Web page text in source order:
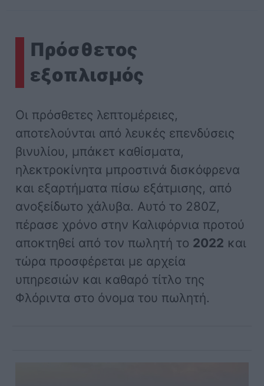
Πρόσθετος
εξοπλισμός
Οι πρόσθετες λεπτομέρειες,
αποτελούνται από λευκές επενδύσεις
βινυλίου, μπάκετ καθίσματα,
ηλεκτροκίνητα μπροστινά δισκόφρενα
και εξαρτήματα πίσω εξάτμισης, από
ανοξείδωτο χάλυβα. Αυτό το 280Z,
πέρασε χρόνο στην Καλιφόρνια προτού
αποκτηθεί από τον πωλητή το 2022 και
τώρα προσφέρεται με αρχεία
υπηρεσιών και καθαρό τίτλο της
Φλόριντα στο όνομα του πωλητή.